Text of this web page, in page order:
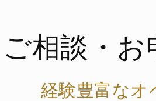
ご相談・
経験豊富なオ